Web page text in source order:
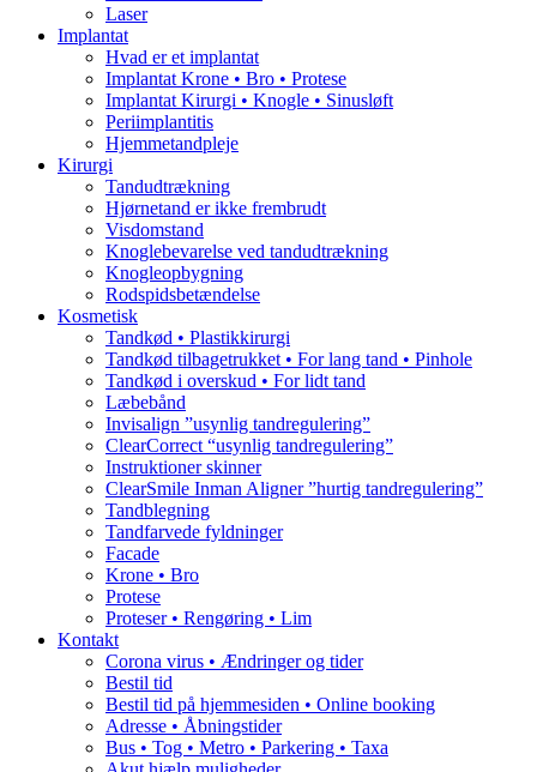
Laser
Implantat
Hvad er et implantat
Implantat Krone • Bro • Protese
Implantat Kirurgi • Knogle • Sinusløft
Periimplantitis
Hjemmetandpleje
Kirurgi
Tandudtrækning
Hjørnetand er ikke frembrudt
Visdomstand
Knoglebevarelse ved tandudtrækning
Knogleopbygning
Rodspidsbetændelse
Kosmetisk
Tandkød • Plastikkirurgi
Tandkød tilbagetrukket • For lang tand • Pinhole
Tandkød i overskud • For lidt tand
Læbebånd
Invisalign ”usynlig tandregulering”
ClearCorrect “usynlig tandregulering”
Instruktioner skinner
ClearSmile Inman Aligner ”hurtig tandregulering”
Tandblegning
Tandfarvede fyldninger
Facade
Krone • Bro
Protese
Proteser • Rengøring • Lim
Kontakt
Corona virus • Ændringer og tider
Bestil tid
Bestil tid på hjemmesiden • Online booking
Adresse • Åbningstider
Bus • Tog • Metro • Parkering • Taxa